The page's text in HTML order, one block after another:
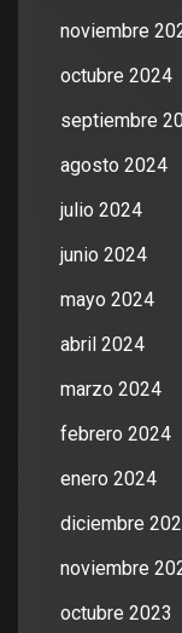
noviembre
octubre 2024
septiembre
agosto 2024
julio 2024
junio 2024
mayo 2024
abril 2024
marzo 2024
febrero 2024
enero 2024
diciembre
noviembre
octubre 2023